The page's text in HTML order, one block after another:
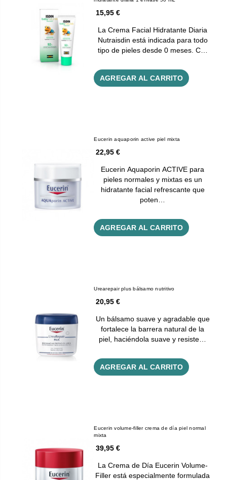
15,95 €
La Crema Facial Hidratante Diaria
Nutraisdin está indicada para todo
tipo de pieles desde 0 meses. C…
AGREGAR AL CARRITO
Eucerin aquaporin active piel mixta
22,95 €
Eucerin Aquaporin ACTIVE para
pieles normales y mixtas es un
hidratante facial refrescante que
poten…
AGREGAR AL CARRITO
Urearepair plus bálsamo nutritivo
20,95 €
Un bálsamo suave y agradable que
fortalece la barrera natural de la
piel, haciéndola suave y resiste…
AGREGAR AL CARRITO
Eucerin volume-filler crema de día piel normal
mixta
39,95 €
La Crema de Día Eucerin Volume-
Filler está especialmente formulada